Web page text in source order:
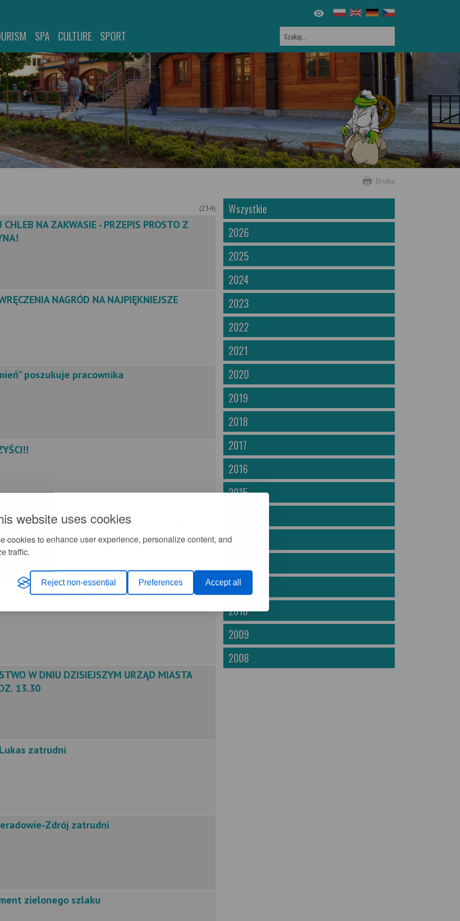
website uses cookies
cookies to enhance user experience, personalize content, and
traffic.
Reject non-essential Preferences Accept all
SPA CULTURE SPORT
Drukuj
(234)
CHLEB NA ZAKWASIE - PRZEPIS PROSTO Z
NAGRÓD NA NAJPIĘKNIEJSZE
poszukuje pracownika
STANOWISKO URZĘDNICZE ds. Zamówień
ZATRUDNI NA ZIMĘ
W DNIU DZISIEJSZYM URZĄD MIASTA
13.30
zatrudni
Zdrój zatrudni
zielonego szlaku
Wszystkie
2026
2025
2024
2023
2022
2021
2020
2019
2018
2017
2016
2015
2013
2011
2010
2009
2008